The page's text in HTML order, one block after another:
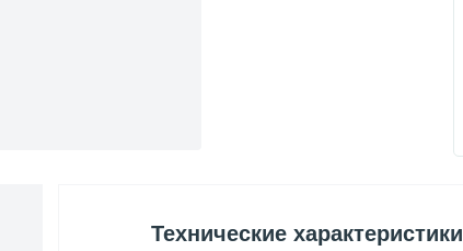
Технические характеристики